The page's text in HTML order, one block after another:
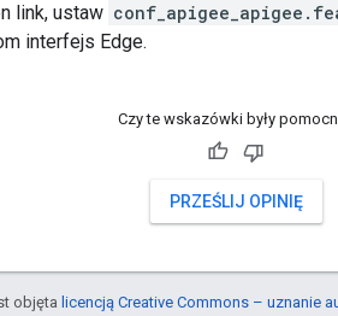
link, ustaw
interfejs Edge.
Czy te wskazówki były
PRZEŚLIJ OPINIĘ
objęta licencją Creative Commons – uznanie